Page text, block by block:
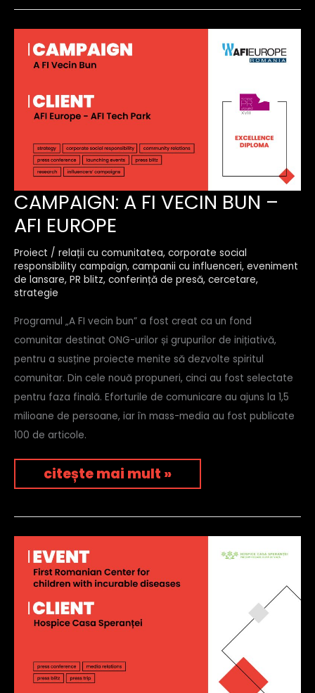
CAMPAIGN: A FI VECIN BUN –
AFI EUROPE
Proiect / relații cu comunitatea, corporate social
responsibility campaign, campanii cu influenceri, eveniment
de lansare, PR blitz, conferință de presă, cercetare,
strategie
Programul „A FI vecin bun” a fost creat ca un fond
comunitar destinat ONG-urilor și grupurilor de inițiativă,
pentru a susține proiecte menite să dezvolte spiritul
comunitar. Din cele nouă propuneri, cinci au fost selectate
pentru faza finală. Eforturile de comunicare au ajuns la 1,5
milioane de persoane, iar în mass-media au fost publicate
100 de articole.
campaign:
a
fi
vecin
bun
–
afi
europe
citește mai mult »